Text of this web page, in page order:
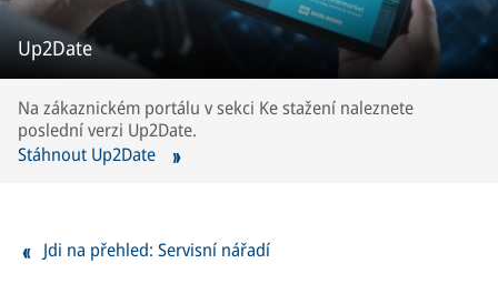
Up2Date
Na zákaznickém portálu v sekci Ke stažení naleznete
poslední verzi Up2Date.
Stáhnout Up2Date
Jdi na přehled: Servisní nářadí